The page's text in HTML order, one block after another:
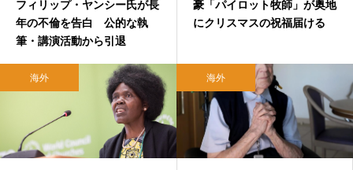
フィリップ・ヤンシー氏が長
年の不倫を告白 公的な執
筆・講演活動から引退
豪「パイロット牧師」が奥地
にクリスマスの祝福届ける
海外 海外